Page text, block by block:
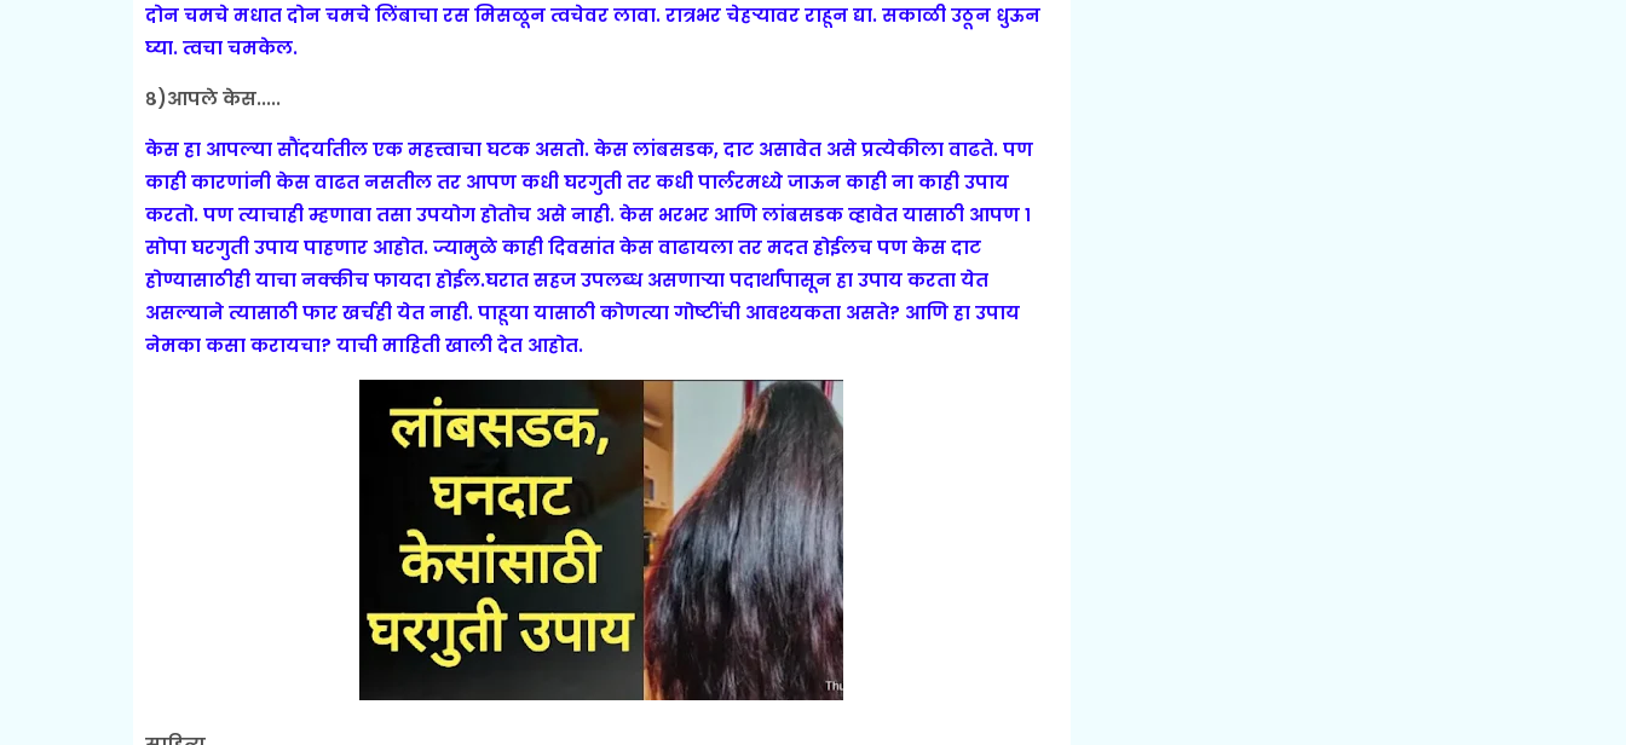
दोन चमचे मधात दोन चमचे लिंबाचा रस मिसळून त्वचेवर लावा. रात्रभर चेहर्‍यावर राहून द्या. सकाळी उठून धुऊन
घ्या. त्वचा चमकेल.
८)आपले केस.....
केस हा आपल्या सौंदर्यातील एक महत्त्वाचा घटक असतो. केस लांबसडक, दाट असावेत असे प्रत्येकीला वाढते. पण
काही कारणांनी केस वाढत नसतील तर आपण कधी घरगुती तर कधी पार्लरमध्ये जाऊन काही ना काही उपाय
करतो. पण त्याचाही म्हणावा तसा उपयोग होतोच असे नाही. केस भरभर आणि लांबसडक व्हावेत यासाठी आपण १
सोपा घरगुती उपाय पाहणार आहोत.ज्यामुळे काही दिवसांत केस वाढायला तर मदत होईलच पण केस दाट
होण्यासाठीही याचा नक्कीच फायदा होईल.घरात सहज उपलब्ध असणाऱ्या पदार्थांपासून हा उपाय करता येत
असल्याने त्यासाठी फार खर्चही येत नाही. पाहूया यासाठी कोणत्या गोष्टींची आवश्यकता असते? आणि हा उपाय
नेमका कसा करायचा? याची माहिती खाली देत आहोत.